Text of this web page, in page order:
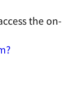
the on-